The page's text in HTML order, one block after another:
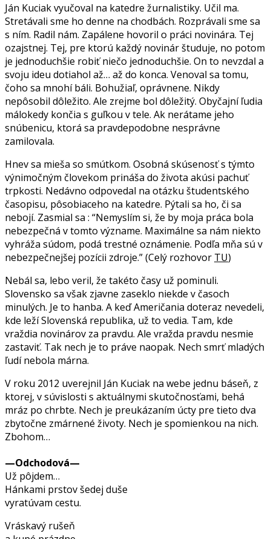
Ján Kuciak vyučoval na katedre žurnalistiky. Učil ma.
Stretávali sme ho denne na chodbách. Rozprávali sme sa
s ním. Radil nám. Zapálene hovoril o práci novinára. Tej
ozajstnej. Tej, pre ktorú každý novinár študuje, no potom
je jednoduchšie robiť niečo jednoduchšie. On to nevzdal a
svoju ideu dotiahol až… až do konca. Venoval sa tomu,
čoho sa mnohí báli. Bohužiaľ, oprávnene. Nikdy
nepôsobil dôležito. Ale zrejme bol dôležitý. Obyčajní ľudia
málokedy končia s guľkou v tele. Ak nerátame jeho
snúbenicu, ktorá sa pravdepodobne nesprávne
zamilovala.
Hnev sa mieša so smútkom. Osobná skúsenosť s týmto
výnimočným človekom prináša do života akúsi pachuť
trpkosti. Nedávno odpovedal na otázku študentského
časopisu, pôsobiaceho na katedre. Pýtali sa ho, či sa
nebojí. Zasmial sa : “Nemyslím si, že by moja práca bola
nebezpečná v tomto význame. Maximálne sa nám niekto
vyhráža súdom, podá trestné oznámenie. Podľa mňa sú v
nebezpečnejšej pozícii zdroje.” (Celý rozhovor TU)
Nebál sa, lebo veril, že takéto časy už pominuli.
Slovensko sa však zjavne zaseklo niekde v časoch
minulých. Je to hanba. A keď Američania doteraz nevedeli,
kde leží Slovenská republika, už to vedia. Tam, kde
vraždia novinárov za pravdu. Ale vražda pravdu nesmie
zastaviť. Tak nech je to práve naopak. Nech smrť mladých
ľudí nebola márna.
V roku 2012 uverejnil Ján Kuciak na webe jednu báseň, z
ktorej, v súvislosti s aktuálnymi skutočnosťami, behá
mráz po chrbte. Nech je preukázaním úcty pre tieto dva
zbytočne zmárnené životy. Nech je spomienkou na nich.
Zbohom…
—Odchodová—
Už pôjdem…
Hánkami prstov šedej duše
vyratúvam cestu.
Vráskavý rušeň